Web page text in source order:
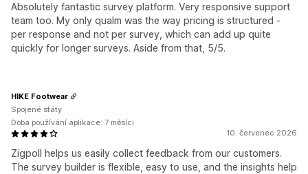
Absolutely fantastic survey platform. Very responsive support
team too. My only qualm was the way pricing is structured -
per response and not per survey, which can add up quite
quickly for longer surveys. Aside from that, 5/5.
10. červenec 2026
Zigpoll helps us easily collect feedback from our customers.
The survey builder is flexible, easy to use, and the insights help
HIKE Footwear
Spojené státy
Doba používání aplikace: 7 měsíci